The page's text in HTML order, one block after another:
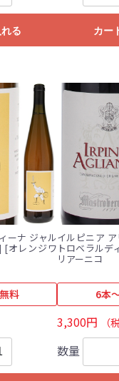
る カー
ーナ ジャル
料
イルピニア
トロベラルディ
リアーニコ
6本
3,300円 （
数量